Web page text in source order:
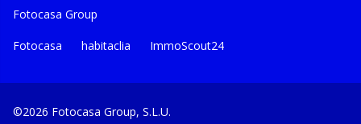
Fotocasa Group
Fotocasa habitaclia ImmoScout24
©2026 Fotocasa Group, S.L.U.